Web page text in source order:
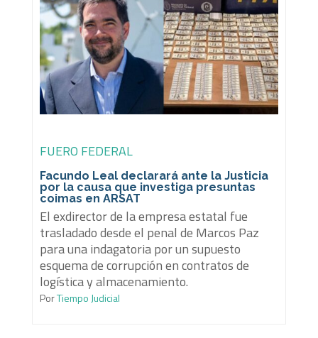
FUERO FEDERAL
Facundo Leal declarará ante la Justicia
por la causa que investiga presuntas
coimas en ARSAT
El exdirector de la empresa estatal fue
trasladado desde el penal de Marcos Paz
para una indagatoria por un supuesto
esquema de corrupción en contratos de
logística y almacenamiento.
PorTiempo Judicial